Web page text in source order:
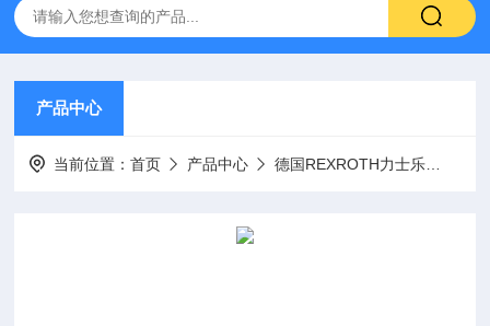
产品中心
当前位置：首页 产品中心 德国REXROTH力士乐